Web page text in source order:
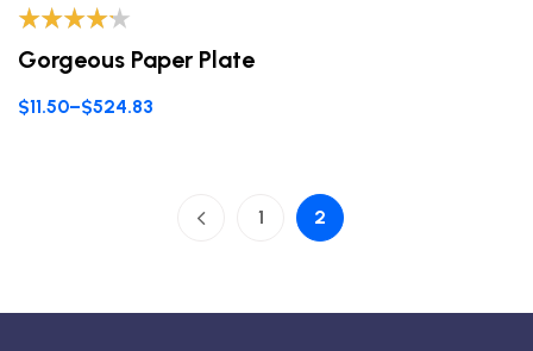
con4.00
Gorgeous Paper Plate
$11.50–$524.83
1 2